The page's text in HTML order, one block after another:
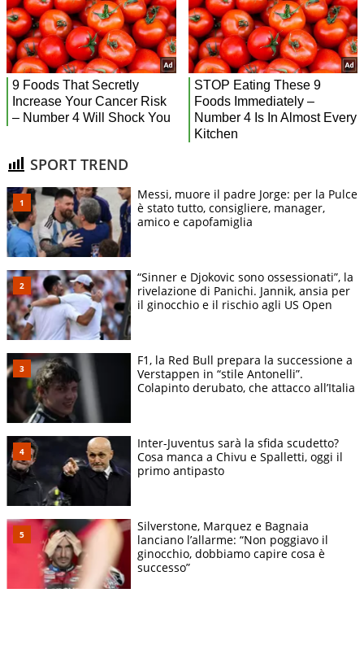
SPORT TREND
Messi, muore il padre Jorge: per la Pulce
è stato tutto, consigliere, manager,
amico e capofamiglia
“Sinner e Djokovic sono ossessionati”, la
rivelazione di Panichi. Jannik, ansia per
il ginocchio e il rischio agli US Open
F1, la Red Bull prepara la successione a
Verstappen in “stile Antonelli”.
Colapinto derubato, che attacco all’Italia
Inter-Juventus sarà la sfida scudetto?
Cosa manca a Chivu e Spalletti, oggi il
primo antipasto
Silverstone, Marquez e Bagnaia
lanciano l’allarme: “Non poggiavo il
ginocchio, dobbiamo capire cosa è
successo”